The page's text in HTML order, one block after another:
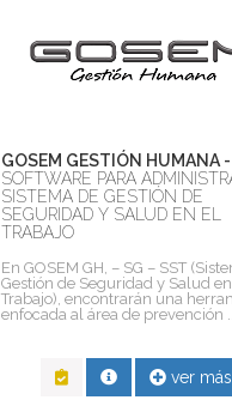
GOSEM GESTIÓN HUMANA -
SOFTWARE PARA
SISTEMA DE GESTIÓN DE
SEGURIDAD Y SALUD EN EL
TRABAJO
En GOSEM GH, – SG – SST
Gestión de Seguridad y Salud
Trabajo), encontrarán una
enfocada al área de prevención
ver más